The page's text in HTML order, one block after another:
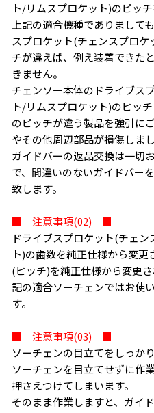
お買い物を続ける
ト/リムスプロケット)のピッ
上記の適合機種でありまして
スプロケット(チェンスプロ
チが違えば、例え装着できた
きません。
チェンソー本体のドライブス
ト/リムスプロケット)のピッ
のピッチが違う製品を強引に
やその他周辺部品が損傷しま
ガイドバーの返品交換は一切
で、間違いのないガイドバー
致します。
■ 注意事項(02) ■
ドライブスプロケット(チェ
ト)の歯数を純正仕様から変
(ピッチ)を純正仕様から変更
記の適合ソーチェンではお使
す。
■ 注意事項(03) ■
ソーチェンの目立てをしっか
ソーチェンを目立てせずに作
押さえつけてしまいます。
そのまま作業しますと、ガイ